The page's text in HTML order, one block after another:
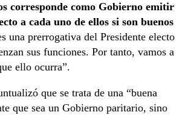
corresponde como Gobierno emitir
a cada uno de ellos si son buenos
una prerrogativa del Presidente electo
sus funciones. Por tanto, vamos a
ello ocurra”.
que se trata de una “buena
que sea un Gobierno paritario, sino